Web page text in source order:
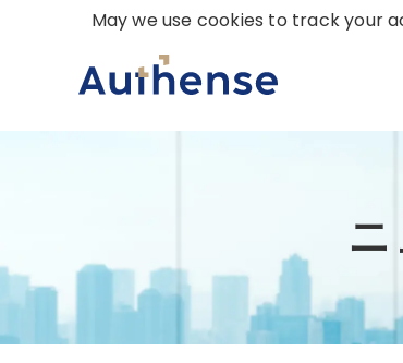
May we use cookies to track your